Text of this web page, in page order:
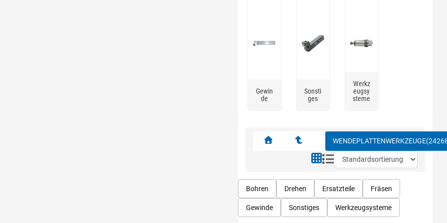
Gewin
de
Sonsti
ges
Werkz
eugsy
steme
WENDEPLATTENWERKZEUGE
Bohren Drehen Ersatzteile Fräsen
Gewinde Sonstiges Werkzeugsysteme